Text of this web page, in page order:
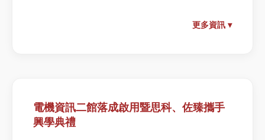
區共同歡慶的熱鬧氛圍，見證宜大百年榮耀與嶄新里
更多資訊 ▾
電機資訊二館落成啟用暨思科、佐臻攜手
興學典禮